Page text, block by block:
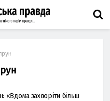
«Вдома захворіти більш